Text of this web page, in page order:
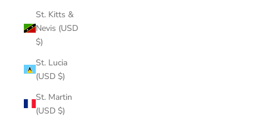
St. Kitts &
Nevis (USD
$)
St. Lucia
(USD $)
St. Martin
(USD $)